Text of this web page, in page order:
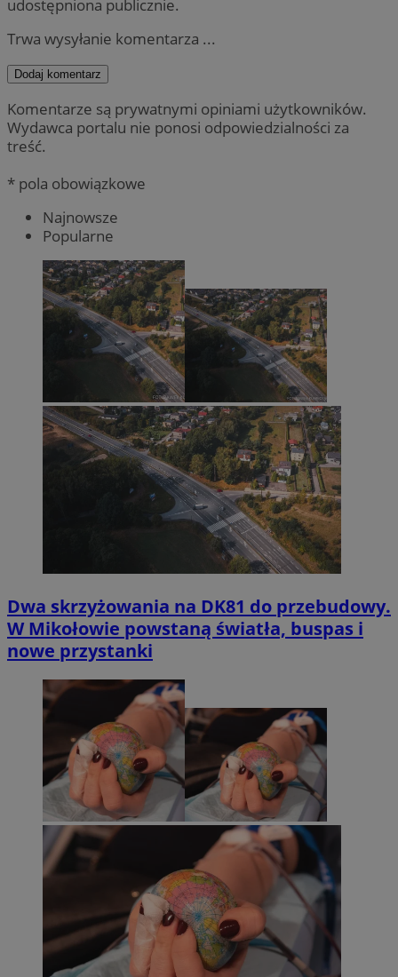
udostępniona publicznie.
Trwa wysyłanie komentarza ...
Dodaj komentarz
Komentarze są prywatnymi opiniami użytkowników.
Wydawca portalu nie ponosi odpowiedzialności za
treść.
* pola obowiązkowe
Najnowsze
Popularne
Dwa skrzyżowania na DK81 do przebudowy.
W Mikołowie powstaną światła, buspas i
nowe przystanki